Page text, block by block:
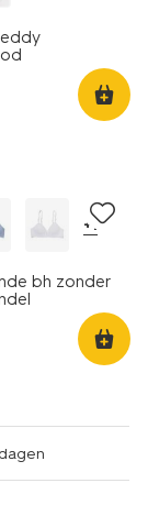
+1
bh zonder